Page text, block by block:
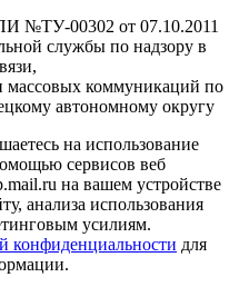
№ТУ-00302 от 07.10.2011
службы по надзору в
коммуникаций по
автономному округу
на использование
сервисов веб
на вашем устройстве
анализа использования
усилиям.
конфиденциальности для